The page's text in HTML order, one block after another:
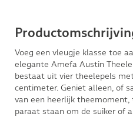
Voeg een vleugje klasse toe
elegante Amefa Austin
bestaat uit vier theelepels
centimeter. Geniet alleen, of
van een heerlijk
paraat staan om de suiker of